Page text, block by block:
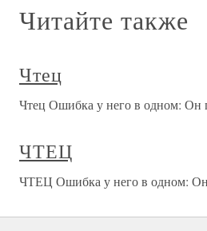
Читайте также
Чтец
Чтец Ошибка у него в одном: Он
ЧТЕЦ
ЧТЕЦ Ошибка у него в одном: Он